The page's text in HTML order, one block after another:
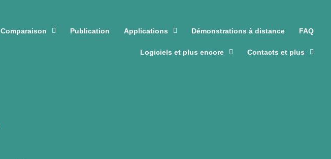
Comparaison Publication Applications Démonstrations à distance FAQ
Logiciels et plus encore Contacts et plus